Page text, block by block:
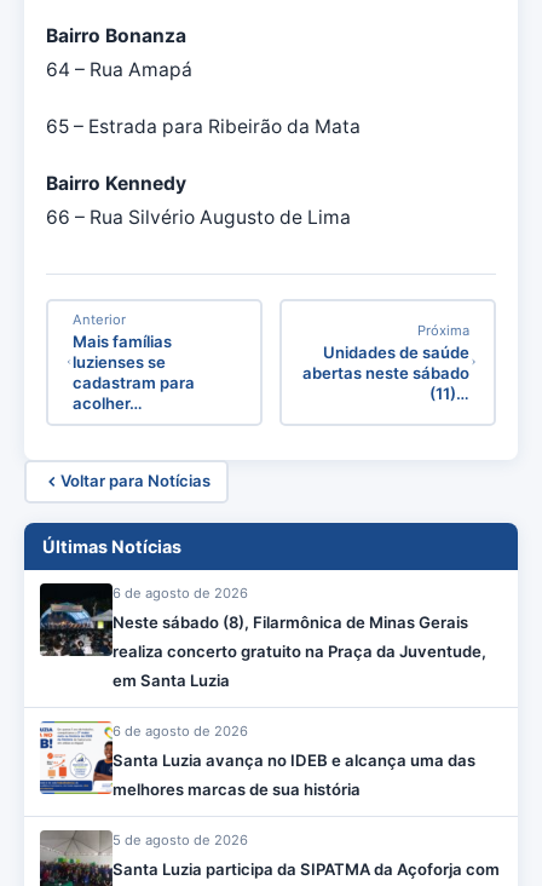
Bairro Bonanza
64 – Rua Amapá
65 – Estrada para Ribeirão da Mata
Bairro Kennedy
66 – Rua Silvério Augusto de Lima
Anterior
Mais famílias
luzienses se
cadastram para
acolher…
Próxima
Unidades de saúde
abertas neste sábado
(11)…
Voltar para Notícias
Últimas Notícias
6 de agosto de 2026
Neste sábado (8), Filarmônica de Minas Gerais
realiza concerto gratuito na Praça da Juventude,
em Santa Luzia
6 de agosto de 2026
Santa Luzia avança no IDEB e alcança uma das
melhores marcas de sua história
5 de agosto de 2026
Santa Luzia participa da SIPATMA da Açoforja com